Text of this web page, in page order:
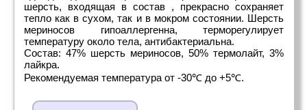
шерсть, входящая в состав , прекрасно сохраняет
тепло как в сухом, так и в мокром состоянии. Шерсть
мериносов гипоаллергенна, терморегулирует
температуру около тела, антибактериальна.
Состав: 47% шерсть мериносов, 50% термолайт, 3%
лайкра.
Рекомендуемая температура от -30℃ до +5℃.